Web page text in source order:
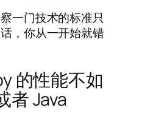
一门技术的标准只
，你从一开始就错
的性能不如
者 Java